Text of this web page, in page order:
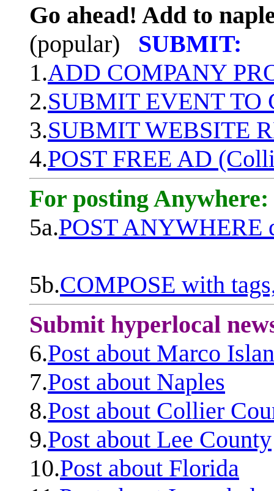
Go ahead! Add to
(popular)
SUBMIT:
1.ADD COMPANY
2.SUBMIT EVENT TO
3.SUBMIT WEBSITE
4.POST FREE AD
For posting Anywhere:
5a.POST ANYWHERE
5b.COMPOSE with
Submit hyperlocal
6.Post about Marco
7.Post about Naples
8.Post about Collier
9.Post about Lee County
10.Post about Florida